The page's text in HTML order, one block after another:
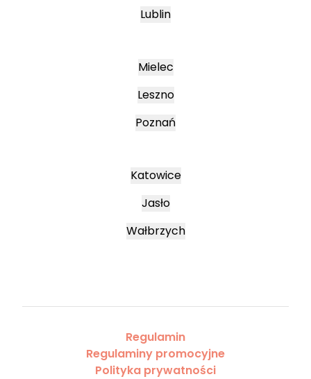
Lublin
Mielec
Leszno
Poznań
Katowice
Jasło
Wałbrzych
Regulamin
Regulaminy promocyjne
Polityka prywatności